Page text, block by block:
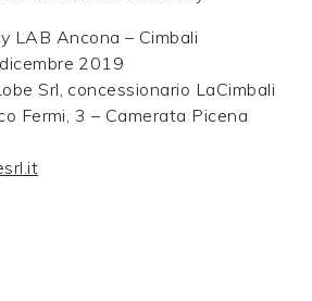
LAB Ancona – Cimbali
2019
Srl, concessionario LaCimbali
Fermi, 3 – Camerata Picena